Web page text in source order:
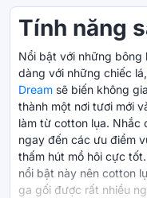
Tính năng
Nổi bật với những bông
dàng với những chiếc
Dream sẽ biến không
thành một nơi tươi mới
làm từ cotton lụa. Nhắc
ngay đến các ưu điểm
thấm hút mồ hôi cực
nổi bật này nên cotton
ga gối được rất nhiều